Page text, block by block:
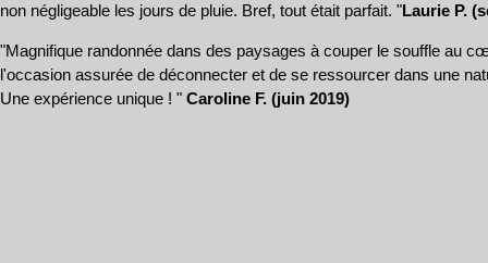
non négligeable les jours de pluie. Bref, tout était parfait. "Laurie P.
"Magnifique randonnée dans des paysages à couper le souffle au
l'occasion assurée de déconnecter et de se ressourcer dans une
Une expérience unique ! " Caroline F. (juin 2019)